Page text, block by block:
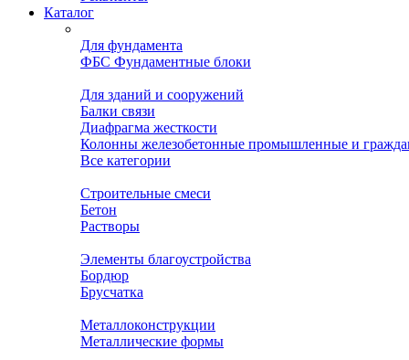
Каталог
Для фундамента
ФБС Фундаментные блоки
Для зданий и сооружений
Балки связи
Диафрагма жесткости
Колонны железобетонные промышленные и
Все категории
Строительные смеси
Бетон
Растворы
Элементы благоустройства
Бордюр
Брусчатка
Металлоконструкции
Металлические формы